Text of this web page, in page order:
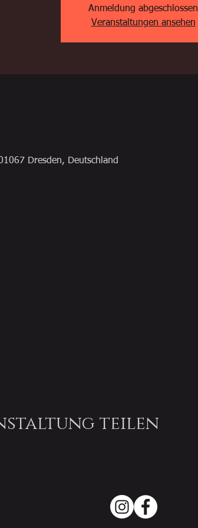
Anmeldung abgeschlossen
Veranstaltungen ansehen
Dresden, Deutschland
teilen